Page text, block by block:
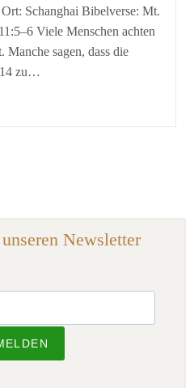
Schanghai Bibelverse: Mt.
Viele Menschen achten
Manche sagen, dass die
zu…
Newsletter